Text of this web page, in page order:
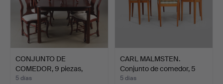
CONJUNTO DE
COMEDOR, 9 piezas,
teñido en c…
5 días
CARL MALMSTEN.
Conjunto de comedor, 5
piez…
5 días